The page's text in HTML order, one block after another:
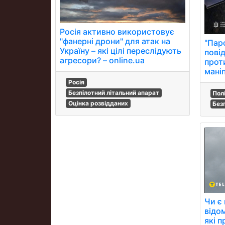
Росія активно використовує
"фанерні дрони" для атак на
Україну – які цілі переслідують
агресори? – online.ua
Росія
Безпілотний літальний апарат
Оцінка розвідданих
Чи є
які